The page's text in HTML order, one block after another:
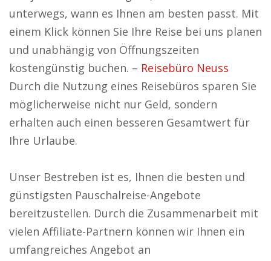
unterwegs, wann es Ihnen am besten passt. Mit
einem Klick können Sie Ihre Reise bei uns planen
und unabhängig von Öffnungszeiten
kostengünstig buchen. – Reisebüro Neuss
Durch die Nutzung eines Reisebüros sparen Sie
möglicherweise nicht nur Geld, sondern
erhalten auch einen besseren Gesamtwert für
Ihre Urlaube.
Unser Bestreben ist es, Ihnen die besten und
günstigsten Pauschalreise-Angebote
bereitzustellen. Durch die Zusammenarbeit mit
vielen Affiliate-Partnern können wir Ihnen ein
umfangreiches Angebot an